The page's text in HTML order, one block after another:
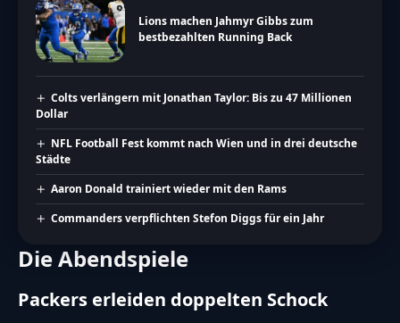
Lions machen Jahmyr Gibbs zum
bestbezahlten Running Back
Colts verlängern mit Jonathan Taylor: Bis zu 47 Millionen
Dollar
NFL Football Fest kommt nach Wien und in drei deutsche
Städte
Aaron Donald trainiert wieder mit den Rams
Commanders verpflichten Stefon Diggs für ein Jahr
Die Abendspiele
Packers erleiden doppelten Schock